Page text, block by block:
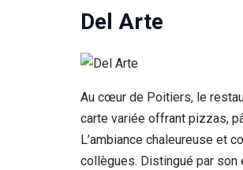
Del Arte
Au cœur de Poitiers, le
carte variée offrant pizzas,
L’ambiance chaleureuse et
collègues. Distingué par